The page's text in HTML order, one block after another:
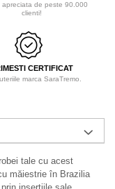
apreciata de peste 90.000
clienti!
CERTIFICAT
marca SaraTremo.
tale cu acest
măiestrie în Brazilia